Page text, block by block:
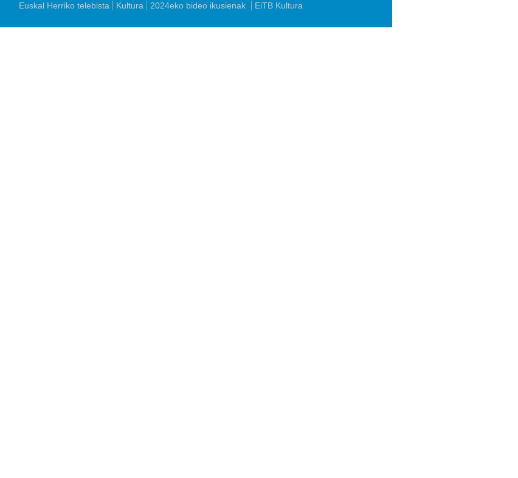
Euskal Herriko telebista Kultura 2024eko bideo ikusienak EiTB Kultura